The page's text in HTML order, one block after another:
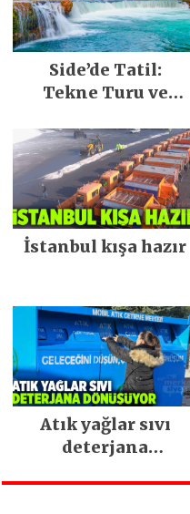
Side’de Tatil:
Tekne Turu ve
İstanbul kışa hazır
Atık yağlar sıvı
deterjana